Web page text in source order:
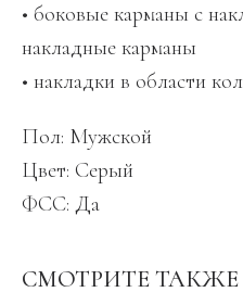
• боковые карманы с
накладные карманы
• накладки в области
Пол: Мужской
Цвет: Серый
ФСС: Да
СМОТРИТЕ ТАКЖЕ